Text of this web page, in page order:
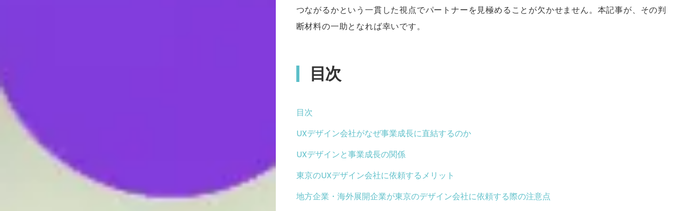
つながるかという一貫した視点でパートナーを見極めることが欠かせません。本記事が、その判
断材料の一助となれば幸いです。
目次
目次
UXデザイン会社がなぜ事業成長に直結するのか
UXデザインと事業成長の関係
東京のUXデザイン会社に依頼するメリット
地方企業・海外展開企業が東京のデザイン会社に依頼する際の注意点